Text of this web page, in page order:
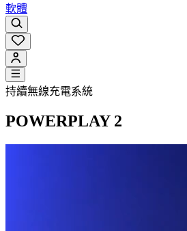
軟體
持續無線充電系統
POWERPLAY 2